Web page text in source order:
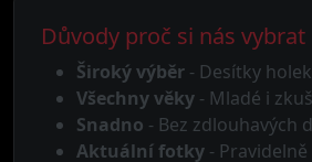
Důvody proč si nás vybrat
Široký výběr - Desítky holek
Všechny věky - Mladé i
Snadno - Bez zdlouhavých
Aktuální fotky -